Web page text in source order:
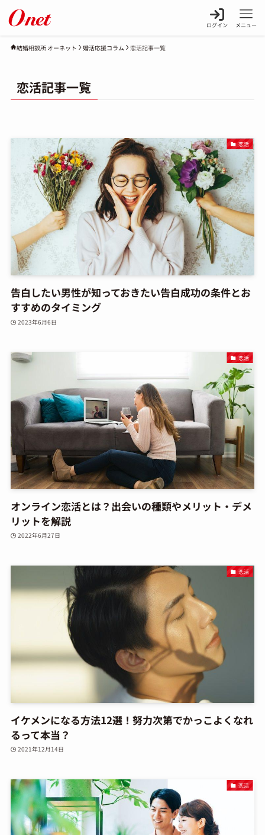
ログイン メニュー
結婚相談所 オーネット 婚活応援コラム 恋活記事一覧
恋活記事一覧
恋活
告白したい男性が知っておきたい告白成功の条件とお
すすめのタイミング
2023年6月6日
恋活
オンライン恋活とは？出会いの種類やメリット・デメ
リットを解説
2022年6月27日
恋活
イケメンになる方法12選！努力次第でかっこよくなれ
るって本当？
2021年12月14日
恋活